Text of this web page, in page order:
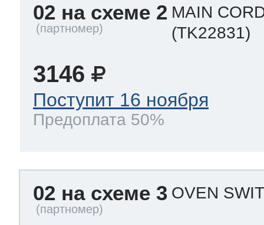
02 на схеме 2 MAIN
(TK22831)
3146
Поступит 16 ноября
Предоплата 50%
02 на схеме 3 OVEN